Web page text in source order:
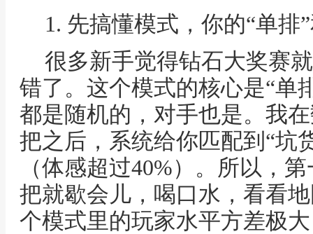
1. 先搞懂模式，你的“单排
很多新手觉得钻石大奖赛
错了。这个模式的核心是“单
都是随机的，对手也是。我
把之后，系统给你匹配到“坑
（体感超过40%）。所以，
把就歇会儿，喝口水，看看
个模式里的玩家水平方差极